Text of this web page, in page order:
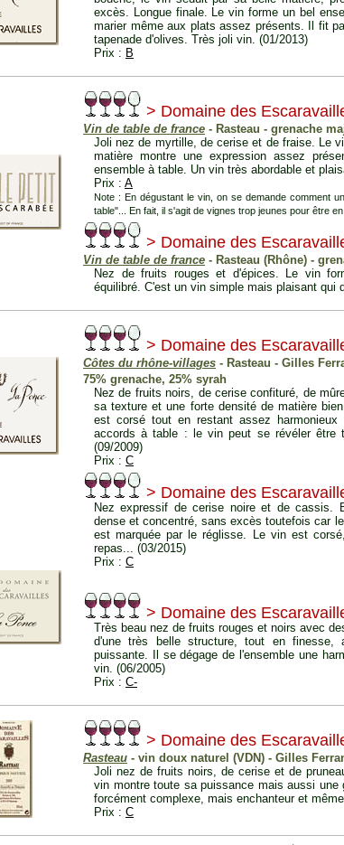
excès. Longue finale. Le vin forme un bel
marier même aux plats assez présents. Il fit
tapenade d'olives. Très joli vin. (01/2013)
Prix : B
> Domaine des
Vin de table de france - Rasteau - grenache
Joli nez de myrtille, de cerise et de fraise. Le
matière montre une expression assez
ensemble à table. Un vin très abordable et
Prix : A
Note : En dégustant le vin, on se demande comment
table"... En fait, il s'agit de vignes trop jeunes pour être
> Domaine des
Vin de table de france - Rasteau (Rhône) -
Nez de fruits rouges et d'épices. Le vin
équilibré. C'est un vin simple mais plaisant qui
> Domaine des
Côtes du rhône-villages - Rasteau - Gilles
75% grenache, 25% syrah
Nez de fruits noirs, de cerise confituré, de
sa texture et une forte densité de matière
est corsé tout en restant assez
accords à table : le vin peut se révéler être
(09/2009)
Prix : C
> Domaine des
Nez expressif de cerise noire et de cassis.
dense et concentré, sans excès toutefois car
est marquée par le réglisse. Le vin est
repas... (03/2015)
Prix : C
> Domaine des
Très beau nez de fruits rouges et noirs avec
d'une très belle structure, tout en finesse,
puissante. Il se dégage de l'ensemble une
vin. (06/2005)
Prix : C-
> Domaine des
Rasteau - vin doux naturel (VDN) - Gilles
Joli nez de fruits noirs, de cerise et de
vin montre toute sa puissance mais aussi une
forcément complexe, mais enchanteur et
Prix : C